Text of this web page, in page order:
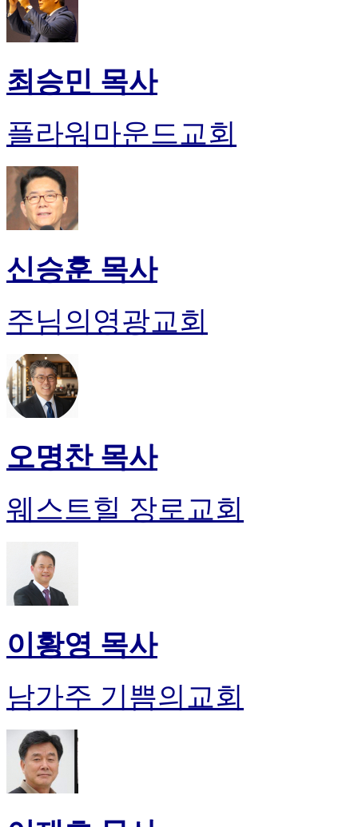
최승민 목사
플라워마운드교회
신승훈 목사
주님의영광교회
오명찬 목사
웨스트힐 장로교회
이황영 목사
남가주 기쁨의교회